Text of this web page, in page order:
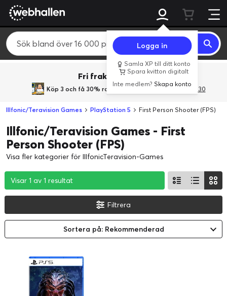
Logga in
Samla XP till ditt konto
Spara kvitton digitalt
Inte medlem?Skapa konto
Fri frakt över 800 kr.
Köp 3 och få 30% rabatt med rabattkoden 3Gives30
Illfonic/Teravision Games PlayStation 5 First Person Shooter (FPS)
Illfonic/Teravision Games - First
Person Shooter (FPS)
Visa fler kategorier för IllfonicTeravision-Games
Visar 1 av 1 resultat
Visar 1 av 1 resultat
Visar 1 av 1 resultat
Filtrera
Sortera på: Rekommenderad